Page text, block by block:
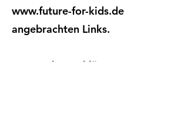
www.future-for-kids.de
angebrachten Links.
Datenschutzerklärung